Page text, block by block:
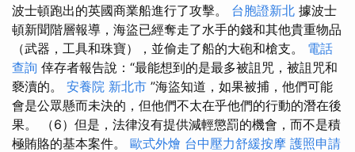
波士頓跑出的英國商業船進行了攻擊。 台胞證新北 據波士
頓新聞階層報導，海盜已經奪走了水手的錢和其他貴重物品
（武器，工具和珠寶），並偷走了船的大砲和槍支。 電話
查詢 倖存者報告說：“最能想到的是最多被詛咒，被詛咒和
褻瀆的。 安養院 新北市 ”海盜知道，如果被捕，他們可能
會是公眾懸而未決的，但他們不太在乎他們的行動的潛在後
果。 （6）但是，法律沒有提供減輕懲罰的機會，而不是積
極賄賂的基本案件。 歐式外燴 台中壓力舒緩按摩 護照申請